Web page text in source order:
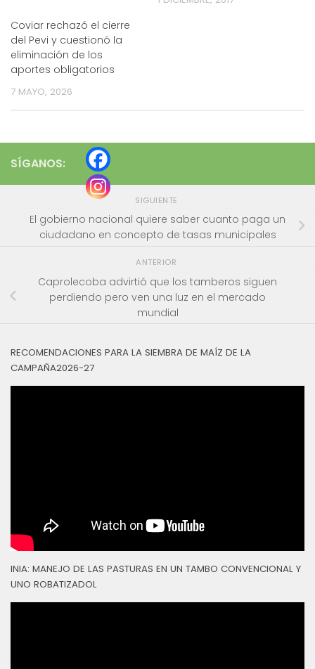
Coviar rechazó el cierre
del Pevi y cuestionó la
eliminación de los
aportes obligatorios
7 MAYO, 2026
SÍGANOS:
SIGUIENTE
El gobierno nacional quiere saber cuanto paga un
ciudadano en concepto de tasas municipales
ANTERIOR
Caprolecoba advirtió que los tamberos siguen
perdiendo pero ven una luz en el mercado
mundial
RECOMENDACIONES PARA LA SIEMBRA DE MAÍZ DE LA
CAMPAÑA2026-27
INIA: MANEJO DE LAS PASTURAS EN UN TAMBO CONVENCIONAL Y
UNO ROBATIZADOL